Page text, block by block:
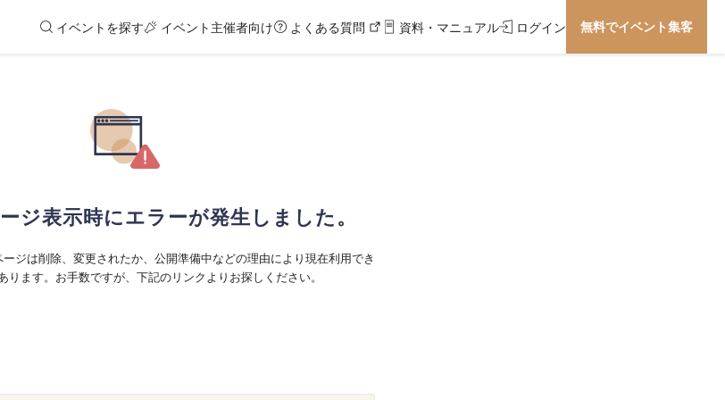
イベントを探す イベント主催者向け よくある質問 資料・マニュアル ログイン 無料でイベント集客
ジ表示時にエラーが発生しました。
ジは削除、変更されたか、公開準備中などの理由により現在利用でき
ります。お手数ですが、下記のリンクよりお探しください。